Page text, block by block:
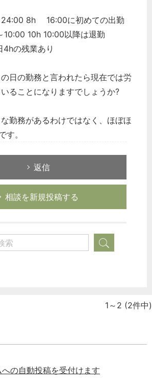
8h 16:00に初めての出勤
10h 10:00以降は退勤
の残業あり
日の勤務と言われたら現在では労
ることになりますでしょうか?
勤務があるわけではなく、ほぼほ
す。
返信
相談を新規投稿する
1～2 (2件中)
の自動投稿を受付けます